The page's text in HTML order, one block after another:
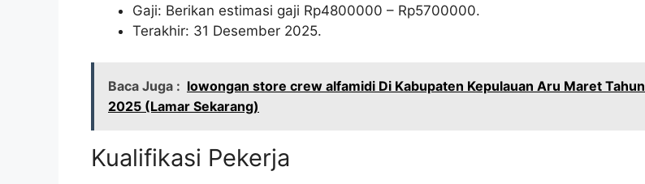
Gaji: Berikan estimasi gaji Rp4800000 – Rp5700000.
Terakhir: 31 Desember 2025.
Baca Juga : lowongan store crew alfamidi Di Kabupaten Kepulauan Aru Maret Tahun
2025 (Lamar Sekarang)
Kualifikasi Pekerja